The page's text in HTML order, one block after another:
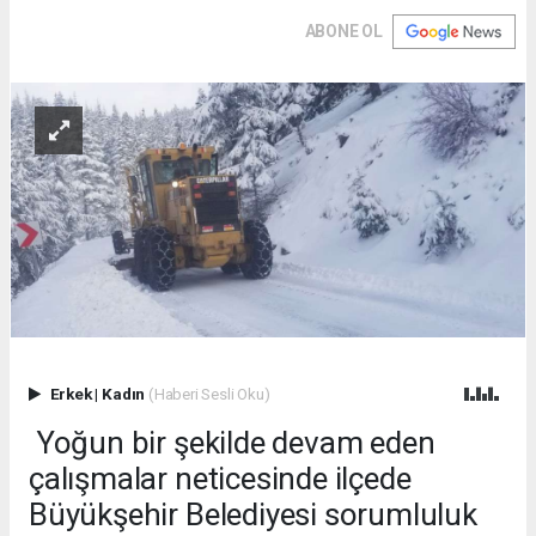
ABONE OL
Erkek| Kadın (Haberi Sesli Oku)
Yoğun bir şekilde devam eden
çalışmalar neticesinde ilçede
Büyükşehir Belediyesi sorumluluk